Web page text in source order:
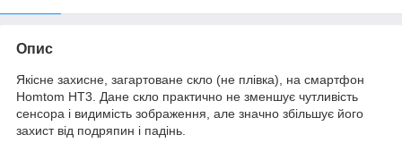
Опис
Якісне захисне, загартоване скло (не плівка), на смартфон
Homtom HT3. Дане скло практично не зменшує чутливість
сенсора і видимість зображення, але значно збільшує його
захист від подряпин і падінь.